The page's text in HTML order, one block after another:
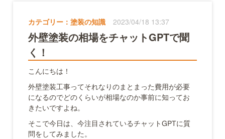
カテゴリー：塗装の知識 2023/04/18 13:37
外壁塗装の相場をチャットGPTで聞
く！
こんにちは！
外壁塗装工事ってそれなりのまとまった費用が必要
になるのでどのくらいが相場なのか事前に知ってお
きたいですよね。
そこで今日は、今注目されているチャットGPTに質
問をしてみました。